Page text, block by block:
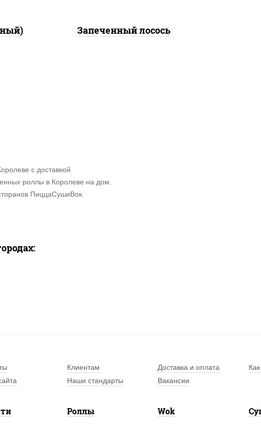
Запеченный лосось
с доставкой
роллы в Королеве на дом.
ПиццаСушиВок.
Клиентам Доставка и оплата
Наши стандарты Вакансии
Роллы Wok